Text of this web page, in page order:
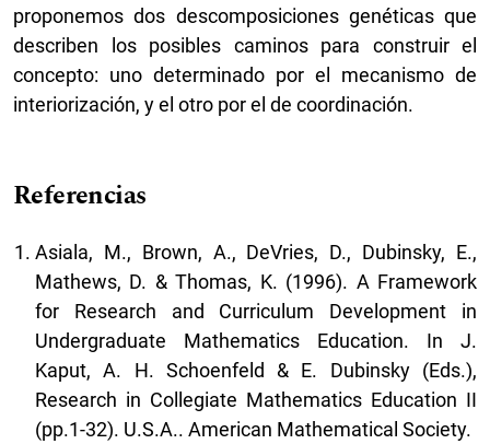
proponemos dos descomposiciones genéticas que
describen los posibles caminos para construir el
concepto: uno determinado por el mecanismo de
interiorización, y el otro por el de coordinación.
Referencias
Asiala, M., Brown, A., DeVries, D., Dubinsky, E.,
Mathews, D. & Thomas, K. (1996). A Framework
for Research and Curriculum Development in
Undergraduate Mathematics Education. In J.
Kaput, A. H. Schoenfeld & E. Dubinsky (Eds.),
Research in Collegiate Mathematics Education II
(pp.1-32). U.S.A.. American Mathematical Society.